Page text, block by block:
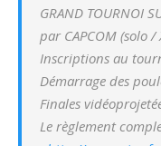
GRAND TOURNOI
par CAPCOM (solo /
Inscriptions au
Démarrage des
Finales
Le règlement